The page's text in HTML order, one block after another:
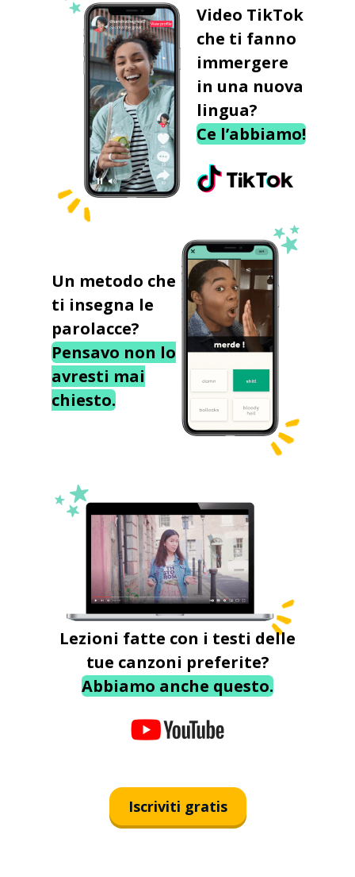
Video TikTok
che ti fanno
immergere
in una nuova
lingua?
Ce l’abbiamo!
Un metodo che
ti insegna le
parolacce?
Pensavo non lo
avresti mai
chiesto.
Lezioni fatte con i testi delle
tue canzoni preferite?
Abbiamo anche questo.
Iscriviti gratis